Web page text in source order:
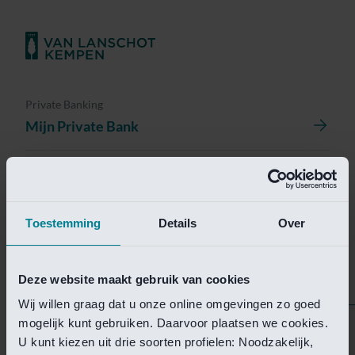
Toestemming Details Over
Deze website maakt gebruik van cookies
Wij willen graag dat u onze online omgevingen zo goed
mogelijk kunt gebruiken. Daarvoor plaatsen we cookies.
U kunt kiezen uit drie soorten profielen: Noodzakelijk,
Private Banking
Mijn Private Bank
Helaas is deze pagina